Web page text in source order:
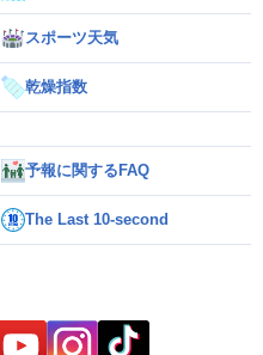
スポーツ天気
乾燥指数
予報に関するFAQ
The Last 10-second